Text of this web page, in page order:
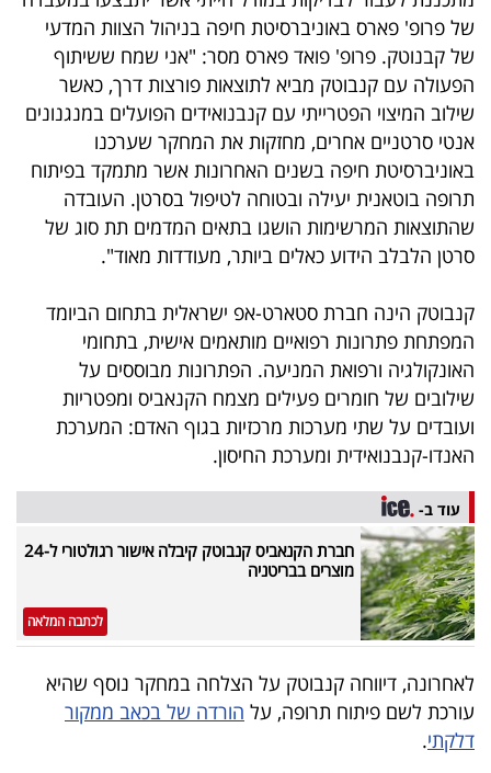
של פרופ' פארס באוניברסיטת חיפה בניהול הצוות המדעי
של קבנוטק. פרופ' פואד פארס מסר: "אני שמח ששיתוף
הפעולה עם קנבוטק מביא לתוצאות פורצות דרך, כאשר
שילוב המיצוי הפטרייתי עם קנבנואידים הפועלים במנגנונים
אנטי סרטניים אחרים, מחזקות את המחקר שערכנו
באוניברסיטת חיפה בשנים האחרונות אשר מתמקד בפיתוח
תרופה בוטאנית יעילה ובטוחה לטיפול בסרטן. העובדה
שהתוצאות המרשימות הושגו בתאים המדמים תת סוג של
סרטן הלבלב הידוע כאלים ביותר, מעודדות מאוד".
קנבוטק הינה חברת סטארט-אפ ישראלית בתחום הביומד
המפתחת פתרונות רפואיים מותאמים אישית, בתחומי
האונקולגיה ורפואת המניעה. הפתרונות מבוססים על
שילובים של חומרים פעילים מצמח הקנאביס ומפטריות
ועובדים על שתי מערכות מרכזיות בגוף האדם: המערכת
האנדו-קנבנואידית ומערכת החיסון.
עוד ב-
חברת הקנאביס קנבוטק קיבלה אישור רגולטורי ל-24
מוצרים בבריטניה
לכתבה המלאה
לאחרונה, דיווחה קנבוטק על הצלחה במחקר נוסף שהיא
עורכת לשם פיתוח תרופה, על הורדה של בכאב ממקור
דלקתי.